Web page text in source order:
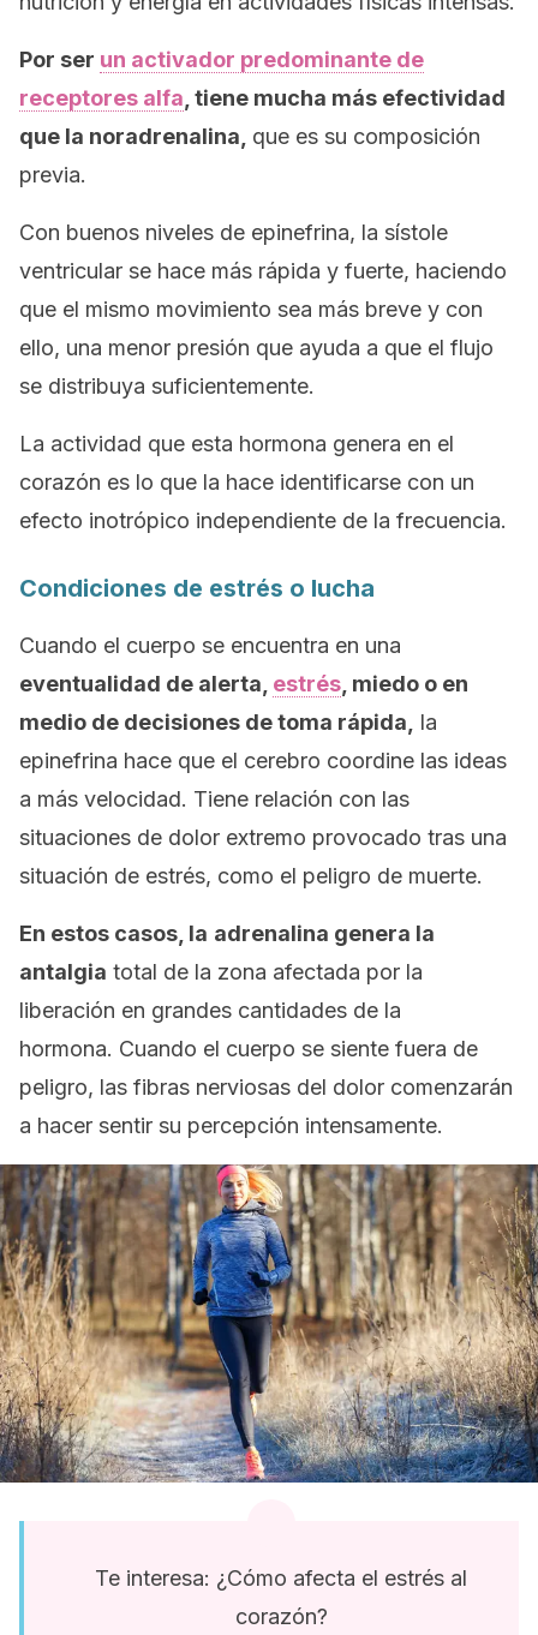
Por ser un activador predominante de
receptores alfa , tiene mucha más efectividad
que la noradrenalina, que es su composición
previa.
Con buenos niveles de epinefrina, la sístole
ventricular se hace más rápida y fuerte, haciendo
que el mismo movimiento sea más breve y con
ello, una menor presión que ayuda a que el flujo
se distribuya suficientemente.
La actividad que esta hormona genera en el
corazón es lo que la hace identificarse con un
efecto inotrópico independiente de la frecuencia.
Condiciones de estrés o lucha
Cuando el cuerpo se encuentra en una
eventualidad de alerta, estrés , miedo o en
medio de decisiones de toma rápida,
la
epinefrina hace que el cerebro coordine las ideas
a más velocidad. Tiene relación con las
situaciones de dolor extremo provocado tras una
situación de estrés, como el peligro de muerte.
En estos casos, la adrenalina genera la
antalgia total de la zona afectada por la
liberación en grandes cantidades de la
hormona. Cuando el cuerpo se siente fuera de
peligro, las fibras nerviosas del dolor comenzarán
a hacer sentir su percepción intensamente.
Te interesa: ¿Cómo afecta el estrés al
corazón?